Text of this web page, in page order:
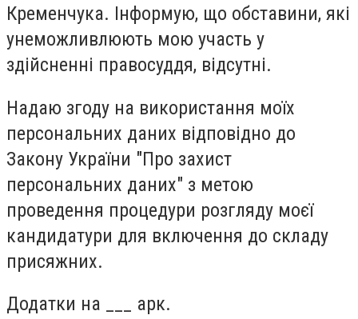
Кременчука. Інформую, що обставини, які
унеможливлюють мою участь у
здійсненні правосуддя, відсутні.
Надаю згоду на використання моїх
персональних даних відповідно до
Закону України "Про захист
персональних даних" з метою
проведення процедури розгляду моєї
кандидатури для включення до складу
присяжних.
Додатки на ___ арк.